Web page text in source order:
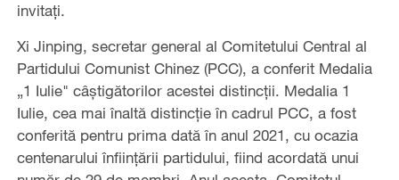
invitați.
Xi Jinping, secretar general al Comitetului Central al
Partidului Comunist Chinez (PCC), a conferit Medalia
„1 Iulie" câștigătorilor acestei distincții. Medalia 1
Iulie, cea mai înaltă distincție în cadrul PCC, a fost
conferită pentru prima dată în anul 2021, cu ocazia
centenarului înființării partidului, fiind acordată unui